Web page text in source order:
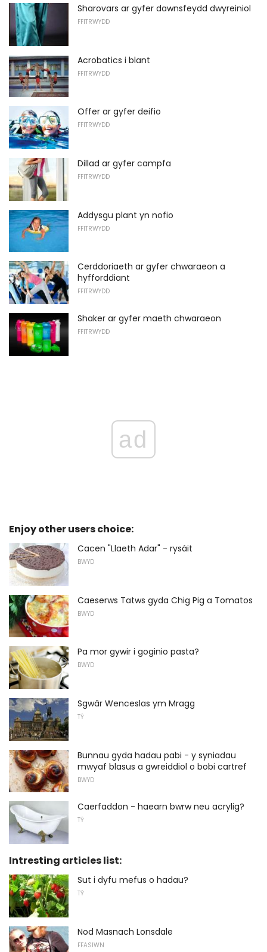
Sharovars ar gyfer dawnsfeydd dwyreiniol
FFITRWYDD
Acrobatics i blant
FFITRWYDD
Offer ar gyfer deifio
FFITRWYDD
Dillad ar gyfer campfa
FFITRWYDD
Addysgu plant yn nofio
FFITRWYDD
Cerddoriaeth ar gyfer chwaraeon a
hyfforddiant
FFITRWYDD
Shaker ar gyfer maeth chwaraeon
FFITRWYDD
ad
Enjoy other users choice:
Cacen "Llaeth Adar" - rysáit
BWYD
Caeserws Tatws gyda Chig Pig a Tomatos
BWYD
Pa mor gywir i goginio pasta?
BWYD
Sgwâr Wenceslas ym Mragg
TŶ
Bunnau gyda hadau pabi - y syniadau
mwyaf blasus a gwreiddiol o bobi cartref
BWYD
Caerfaddon - haearn bwrw neu acrylig?
TŶ
Intresting articles list:
Sut i dyfu mefus o hadau?
TŶ
Nod Masnach Lonsdale
FFASIWN